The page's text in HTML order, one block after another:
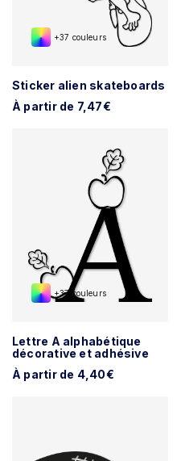
+37 couleurs
Sticker alien skateboards
À partir de 7,47€
+37 couleurs
Lettre A alphabétique
décorative et adhésive
À partir de 4,40€